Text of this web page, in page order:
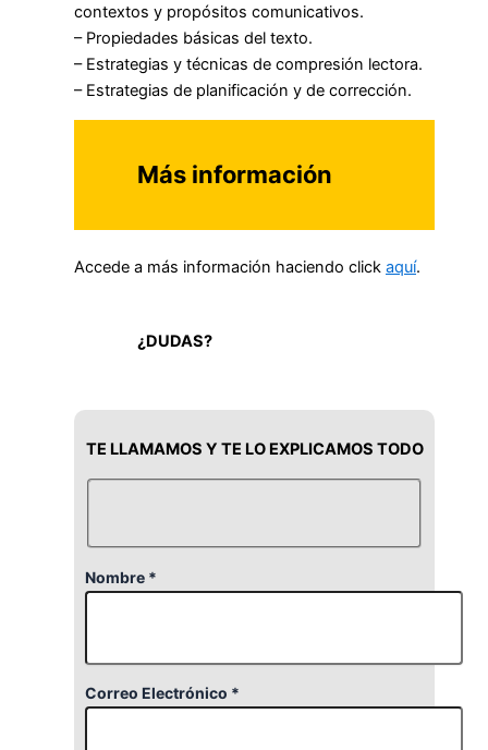
contextos y propósitos comunicativos.
– Propiedades básicas del texto.
– Estrategias y técnicas de compresión lectora.
– Estrategias de planificación y de corrección.
Más información
Accede a más información haciendo click aquí.
¿DUDAS?
TE LLAMAMOS Y TE LO EXPLICAMOS TODO
Nombre *
Correo Electrónico *